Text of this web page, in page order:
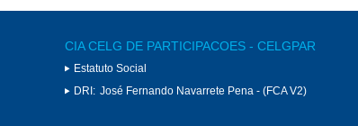
CIA CELG DE PARTICIPACOES - CELGPAR
Estatuto Social
DRI: José Fernando Navarrete Pena - (FCA V2)